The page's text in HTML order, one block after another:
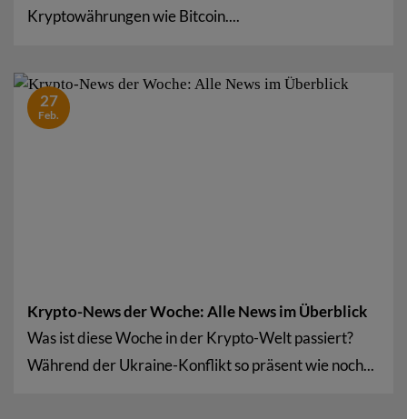
Kryptowährungen wie Bitcoin....
Krypto-News der Woche: Alle News im Überblick
Was ist diese Woche in der Krypto-Welt passiert?
Während der Ukraine-Konflikt so präsent wie noch...
27
Feb.